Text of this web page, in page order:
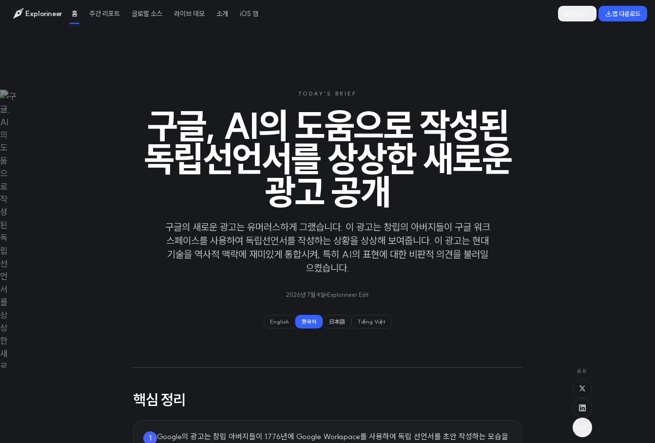
Explorineer 홈 주간 리포트 글로벌 소스 라이브 데모 소개 iOS 앱 앱 다운로드
TODAY'S BRIEF
구글, AI의 도움으로 작성된
독립선언서를 상상한 새로운
광고 공개
구글의 새로운 광고는 유머러스하게 그랬습니다. 이 광고는 창립의 아버지들이 구글 워크
스페이스를 사용하여 독립선언서를 작성하는 상황을 상상해 보여줍니다. 이 광고는 현대
기술을 역사적 맥락에 재미있게 통합시켜, 특히 AI의 표현에 대한 비판적 의견을 불러일
으켰습니다.
2026년 7월 4일 Explorineer Edit
English 한국어 日本語 Tiếng Việt
핵심 정리
1
Google의 광고는 창립 아버지들이 1776년에 Google Workspace를 사용하여 독립 선언서를 초안 작성하는 모습을
공유